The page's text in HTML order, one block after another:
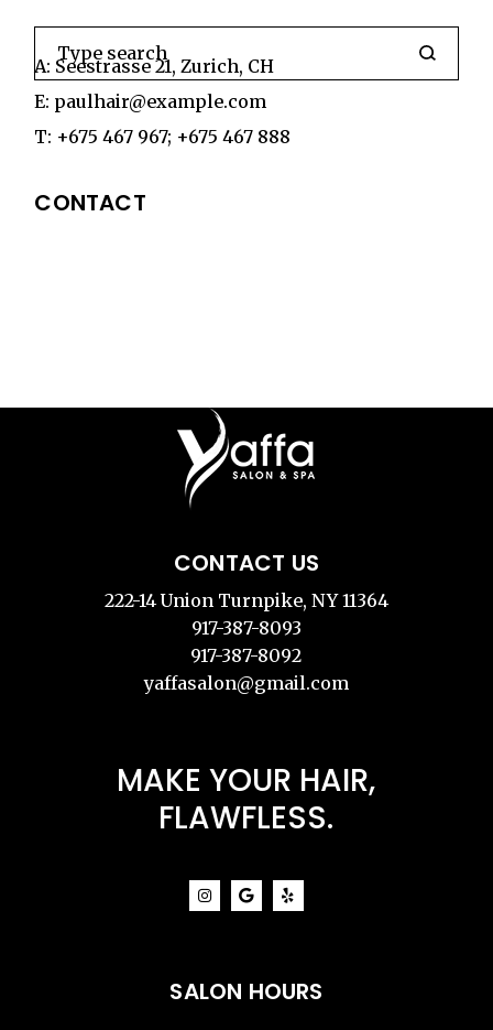
Search
A: Seestrasse 21, Zurich, CH
E: paulhair@example.com
T: +675 467 967; +675 467 888
CONTACT
CONTACT US
222-14 Union Turnpike, NY 11364
917-387-8093
917-387-8092
yaffasalon@gmail.com
MAKE YOUR HAIR,
FLAWFLESS.
SALON HOURS